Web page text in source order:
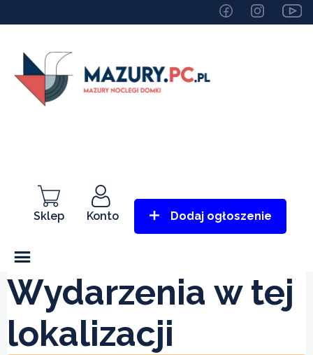
Sklep Konto Dodaj ogłoszenie
Wydarzenia w tej
lokalizacji